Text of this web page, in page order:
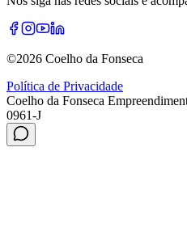
©2026 Coelho da Fonseca
Política de Privacidade
Coelho da Fonseca
0961-J